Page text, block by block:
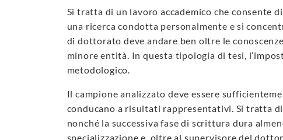
Si tratta di un lavoro accademico che consente
una ricerca condotta personalmente e si
di dottorato deve andare ben oltre le
minore entità. In questa tipologia di tesi,
metodologico.
Il campione analizzato deve essere
conducano a risultati rappresentativi. Si tratta
nonché la successiva fase di scrittura dura
specializzazione e, oltre al supervisore del